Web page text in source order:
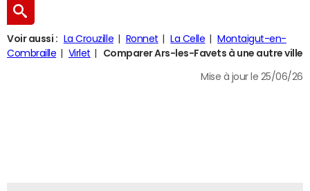
Voir aussi : La Crouzille Ronnet La Celle
Montaigut-en-
Combraille
Virlet Comparer Ars-les-Favets à une autre ville
Mise à jour le 25/06/26